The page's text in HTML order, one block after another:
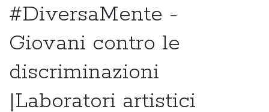
#DiversaMente -
Giovani contro le
discriminazioni
|Laboratori artistici